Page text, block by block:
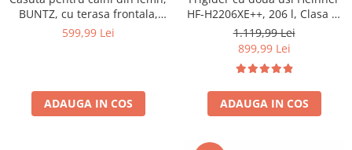
BUNTZ, cu terasa frontala,
acoperis bitumat, baza
599,99 Lei
ADAUGA IN COS
HF-H2206XE++, 206 l, Clasa E,
lumina LED, 3 rafturi de sticla,
H 143 cm, Inox
1.119,99 Lei
899,99 Lei
ADAUGA IN COS